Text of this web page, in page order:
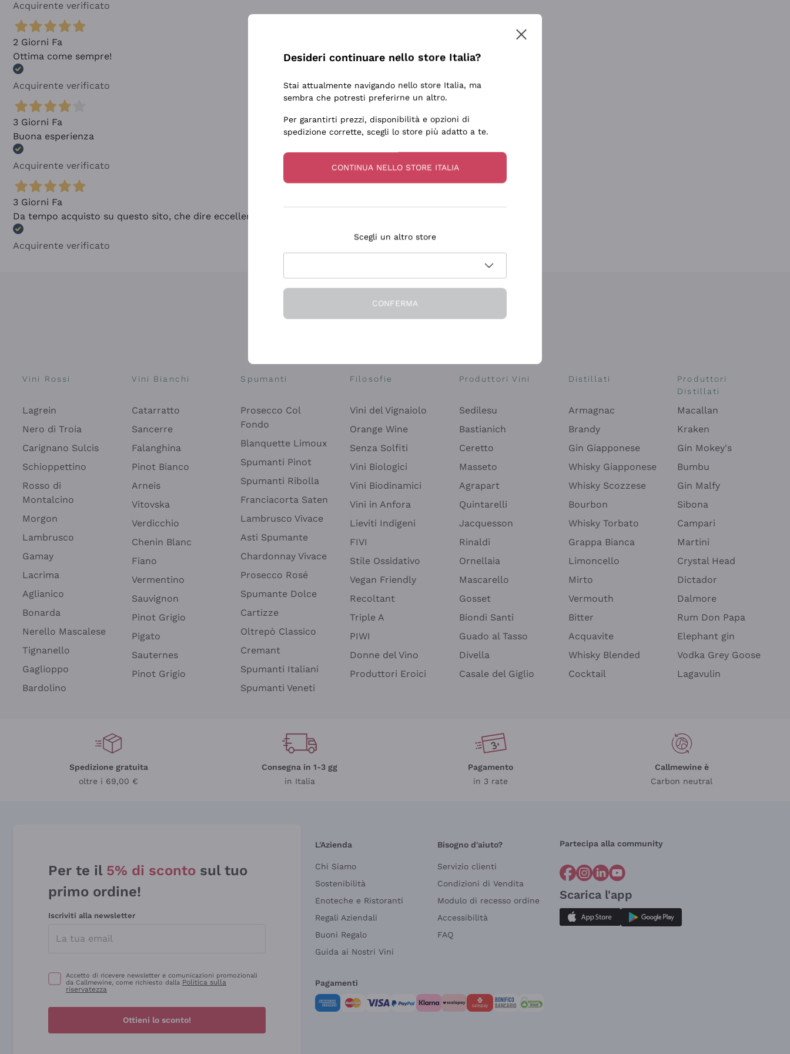
Acquirente verificato
2 Giorni Fa
Ottima come sempre!
Acquirente verificato
3 Giorni Fa
Buona esperienza
Acquirente verificato
3 Giorni Fa
Da tempo acquisto su questo sito, che dire eccellente
Acquirente verificato
Vini Rossi
Lagrein
Nero di Troia
Carignano Sulcis
Schioppettino
Rosso di
Montalcino
Morgon
Lambrusco
Gamay
Lacrima
Aglianico
Bonarda
Nerello Mascalese
Tignanello
Gaglioppo
Bardolino
Vini Bianchi
Catarratto
Sancerre
Falanghina
Pinot Bianco
Arneis
Vitovska
Verdicchio
Chenin Blanc
Fiano
Vermentino
Sauvignon
Pinot Grigio
Pigato
Sauternes
Pinot Grigio
Spumanti
Prosecco Col
Fondo
Blanquette Limoux
Spumanti Pinot
Spumanti Ribolla
Franciacorta Saten
Lambrusco Vivace
Asti Spumante
Chardonnay Vivace
Prosecco Rosé
Spumante Dolce
Cartizze
Oltrepò Classico
Cremant
Spumanti Italiani
Spumanti Veneti
Filosofie
Vini del Vignaiolo
Orange Wine
Senza Solfiti
Vini Biologici
Vini Biodinamici
Vini in Anfora
Lieviti Indigeni
FIVI
Stile Ossidativo
Vegan Friendly
Recoltant
Triple A
PIWI
Donne del Vino
Produttori Eroici
Produttori Vini
Sedilesu
Bastianich
Ceretto
Masseto
Agrapart
Quintarelli
Jacquesson
Rinaldi
Ornellaia
Mascarello
Gosset
Biondi Santi
Guado al Tasso
Divella
Casale del Giglio
Distillati
Armagnac
Brandy
Gin Giapponese
Whisky Giapponese
Whisky Scozzese
Bourbon
Whisky Torbato
Grappa Bianca
Limoncello
Mirto
Vermouth
Bitter
Acquavite
Whisky Blended
Cocktail
Produttori
Distillati
Macallan
Kraken
Gin Mokey's
Bumbu
Gin Malfy
Sibona
Campari
Martini
Crystal Head
Dictador
Dalmore
Rum Don Papa
Elephant gin
Vodka Grey Goose
Lagavulin
Spedizione gratuita
oltre i 69,00 €
Consegna in 1-3 gg
in Italia
Pagamento
in 3 rate
Callmewine è
Carbon neutral
Per te il 5% di sconto sul tuo
primo ordine!
Iscriviti alla newsletter
Accetto di ricevere newsletter e comunicazioni promozionali
da Callmewine, come richiesto dalla Politica sulla
riservatezza
Ottieni lo sconto!
L'Azienda
Chi Siamo
Sostenibilità
Enoteche e Ristoranti
Regali Aziendali
Buoni Regalo
Guida ai Nostri Vini
Bisogno d'aiuto?
Servizio clienti
Condizioni di Vendita
Modulo di recesso ordine
Accessibilità
FAQ
Partecipa alla community
Scarica l'app
Pagamenti
Desideri continuare nello store Italia?
Stai attualmente navigando nello store Italia, ma
sembra che potresti preferirne un altro.
Per garantirti prezzi, disponibilità e opzioni di
spedizione corrette, scegli lo store più adatto a te.
CONTINUA NELLO STORE ITALIA
Scegli un altro store
CONFERMA